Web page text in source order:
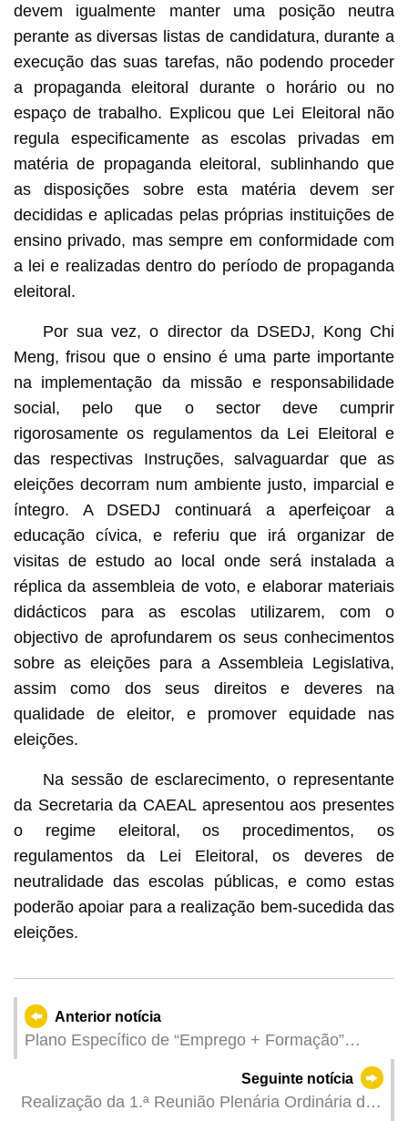
devem igualmente manter uma posição neutra
perante as diversas listas de candidatura, durante a
execução das suas tarefas, não podendo proceder
a propaganda eleitoral durante o horário ou no
espaço de trabalho. Explicou que Lei Eleitoral não
regula especificamente as escolas privadas em
matéria de propaganda eleitoral, sublinhando que
as disposições sobre esta matéria devem ser
decididas e aplicadas pelas próprias instituições de
ensino privado, mas sempre em conformidade com
a lei e realizadas dentro do período de propaganda
eleitoral.
Por sua vez, o director da DSEDJ, Kong Chi
Meng, frisou que o ensino é uma parte importante
na implementação da missão e responsabilidade
social, pelo que o sector deve cumprir
rigorosamente os regulamentos da Lei Eleitoral e
das respectivas Instruções, salvaguardar que as
eleições decorram num ambiente justo, imparcial e
íntegro. A DSEDJ continuará a aperfeiçoar a
educação cívica, e referiu que irá organizar de
visitas de estudo ao local onde será instalada a
réplica da assembleia de voto, e elaborar materiais
didácticos para as escolas utilizarem, com o
objectivo de aprofundarem os seus conhecimentos
sobre as eleições para a Assembleia Legislativa,
assim como dos seus direitos e deveres na
qualidade de eleitor, e promover equidade nas
eleições.
Na sessão de esclarecimento, o representante
da Secretaria da CAEAL apresentou aos presentes
o regime eleitoral, os procedimentos, os
regulamentos da Lei Eleitoral, os deveres de
neutralidade das escolas públicas, e como estas
poderão apoiar para a realização bem-sucedida das
eleições.
Anterior notícia
Plano Específico de “Emprego + Formação”
empresa de lazer Inscrições abertas a partir de 9
de Abril
Seguinte notícia
Realização da 1.ª Reunião Plenária Ordinária do